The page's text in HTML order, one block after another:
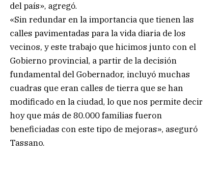
del país», agregó.
«Sin redundar en la importancia que tienen las
calles pavimentadas para la vida diaria de los
vecinos, y este trabajo que hicimos junto con el
Gobierno provincial, a partir de la decisión
fundamental del Gobernador, incluyó muchas
cuadras que eran calles de tierra que se han
modificado en la ciudad, lo que nos permite decir
hoy que más de 80.000 familias fueron
beneficiadas con este tipo de mejoras», aseguró
Tassano.